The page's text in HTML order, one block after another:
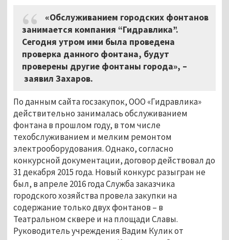
«Обслуживанием городских фонтанов
занимается компания “Гидравлика”.
Сегодня утром ими была проведена
проверка данного фонтана, будут
проверены другие фонтаны города», –
заявил Захаров.
По данным сайта госзакупок, ООО «Гидравлика»
действительно занималась обслуживанием
фонтана в прошлом году, в том числе
техобслуживанием и мелким ремонтом
электрооборудования. Однако, согласно
конкурсной документации, договор действовал до
31 декабря 2015 года. Новый конкурс разыгран не
был, в апреле 2016 года Служба заказчика
городского хозяйства провела закупки на
содержание только двух фонтанов – в
Театральном сквере и на площади Славы.
Руководитель учреждения Вадим Кулик от